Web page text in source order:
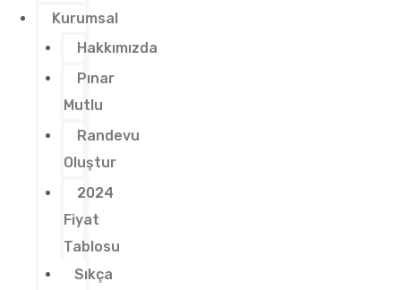
Kurumsal
Hakkımızda
Pınar
Mutlu
Randevu
Oluştur
2024
Fiyat
Tablosu
Sıkça